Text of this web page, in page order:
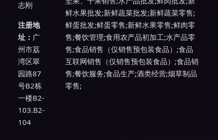
志刚
注册地
址： 广
州市荔
湾区翠
园路87
号B2栋
一楼B2-
103.B2-
104
鲜水果批发;新鲜蔬菜批发;新鲜蔬菜零售;
鲜蛋批发;鲜蛋零售;新鲜水果零售;鲜肉零
售;餐饮管理;食用农产品初加工;水产品零
售;食品销售（仅销售预包装食品）;食品
互联网销售（仅销售预包装食品）;食品销
售;餐饮服务;食品生产;酒类经营;烟草制品
零售;